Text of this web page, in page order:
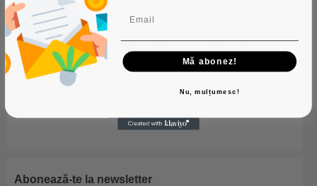
Abonează-te la newsletter
Mă abonez!
Nu, mulțumesc!